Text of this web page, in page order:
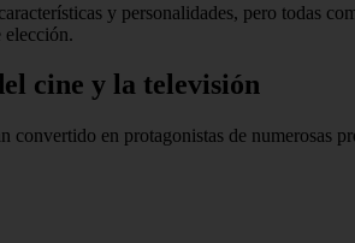
y personalidades, pero todas
elección.
cine y la televisión
en protagonistas de numerosas